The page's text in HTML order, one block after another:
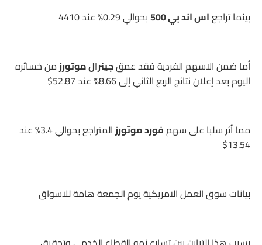
بينما تراجعاس اند بي 500 بحوالي 0.29% عند 4410
أما ضمن الاسهم الفردية فقد عمقجينرال موتورز من خسائره
اليوم بعد إعلان نتائج الربع الثاني إلى 8.66% عند 52.87$
مما أثر سلبا على سهمفورد موتورز
المتراجع بحوالي 3.4% عند
13.54$
بيانات سوق العمل الامريكية يوم الجمعة هامة للاسواق